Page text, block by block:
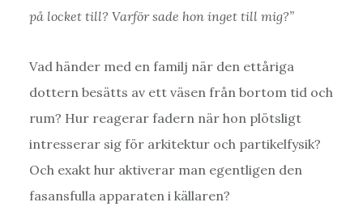
på locket till? Varför sade hon inget till mig?”
Vad händer med en familj när den ettåriga
dottern besätts av ett väsen från bortom tid och
rum? Hur reagerar fadern när hon plötsligt
intresserar sig för arkitektur och partikelfysik?
Och exakt hur aktiverar man egentligen den
fasansfulla apparaten i källaren?